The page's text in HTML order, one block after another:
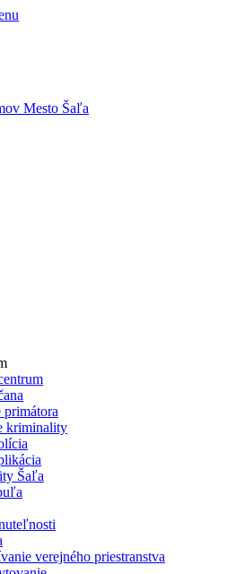
primátora
kriminality
Šaľa
verejného priestranstva